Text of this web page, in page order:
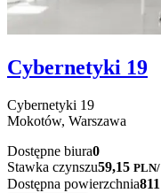
Cybernetyki 19
Cybernetyki 19
Mokotów, Warszawa
Dostępne biura0
Stawka czynszu59,15 PLN/
Dostępna powierzchnia811